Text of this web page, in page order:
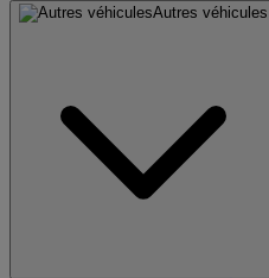
Autres véhicules